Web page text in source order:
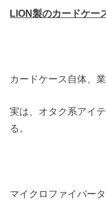
LION製のカードケー
カードケース自体、
実は、オタク系アイ
る。
マイクロファイバータ